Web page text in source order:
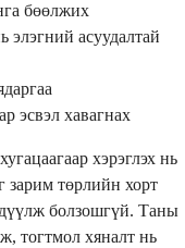
бөөлжих
элэгний асуудалтай
эсвэл хавагнах
хэрэглэх нь
зарим төрлийн хорт
болзошгүй. Таны
тогтмол хяналт нь